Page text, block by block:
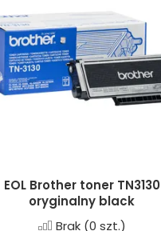
EOL Brother toner TN3130
oryginalny black
Brak(0 szt.)